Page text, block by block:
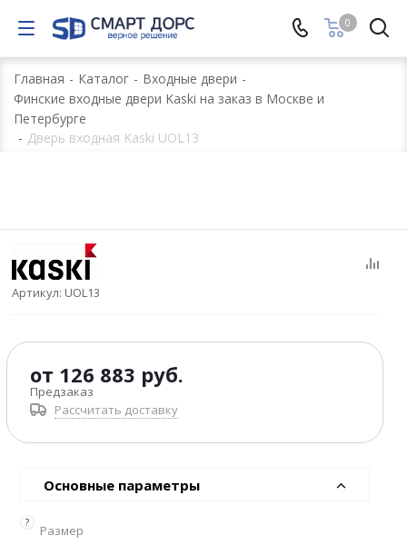
0
Главная - Каталог - Входные двери -
Финские входные двери Kaski на заказ в Москве и
Петербурге
- Дверь входная Kaski UOL13
Артикул: UOL13
от 126 883 руб.
Предзаказ
Рассчитать доставку
Основные параметры
?
Размер